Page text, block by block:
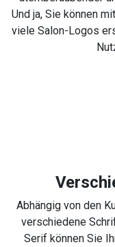
Und ja, Sie können
viele Salon-Logos
Abhängig von den
verschiedene
Serif können Sie